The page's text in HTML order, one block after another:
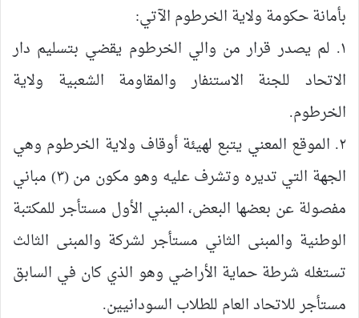
بأمانة حكومة ولاية الخرطوم الآتي:
١. لم يصدر قرار من والي الخرطوم يقضي بتسليم دار
الاتحاد للجنة الاستنفار والمقاومة الشعبية ولاية
الخرطوم.
٢. الموقع المعني يتبع لهيئة أوقاف ولاية الخرطوم وهي
الجهة التي تديره وتشرف عليه وهو مكون من (٣) مباني
مفصولة عن بعضها البعض، المبني الأول مستأجر للمكتبة
الوطنية والمبنى الثاني مستأجر لشركة والمبنى الثالث
تستغله شرطة حماية الأراضي وهو الذي كان في السابق
مستأجر للاتحاد العام للطلاب السودانيين.